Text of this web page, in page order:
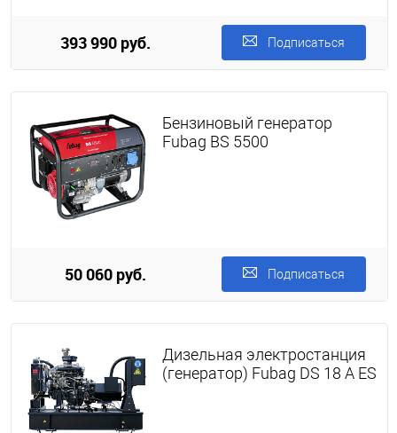
393 990 руб. Подписаться
Бензиновый генератор
Fubag BS 5500
50 060 руб. Подписаться
Дизельная электростанция
(генератор) Fubag DS 18 A ES